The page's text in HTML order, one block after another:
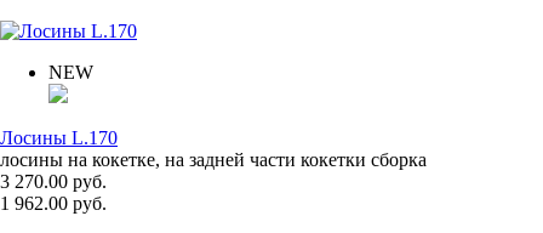
NEW
Лосины L.170
лосины на кокетке, на задней части кокетки сборка
3 270.00 руб.
1 962.00 руб.